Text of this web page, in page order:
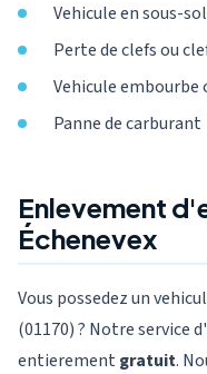
Vehicule en sous-
Perte de clefs ou
Vehicule embourbe
Panne de carburant
Enlevement
Échenevex
Vous possedez un
(01170) ? Notre service
entierement gratuit.